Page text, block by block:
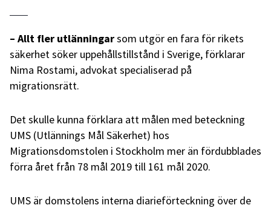
– Allt fler utlänningarsom utgör en fara för rikets
säkerhet söker uppehållstillstånd i Sverige, förklarar
Nima Rostami, advokat specialiserad på
migrationsrätt.
Det skulle kunna förklara att målen med beteckning
UMS (Utlännings Mål Säkerhet) hos
Migrationsdomstolen i Stockholm mer än fördubblades
förra året från 78 mål 2019 till 161 mål 2020.
UMS är domstolens interna diarieförteckning över de